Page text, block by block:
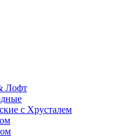
Лофт
с Хрусталем